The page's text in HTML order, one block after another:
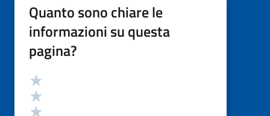
Quanto sono chiare le
informazioni su questa
pagina?
Valutazione